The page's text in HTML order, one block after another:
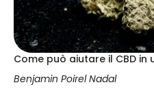
Come può aiutare il CBD in
Benjamin Poirel Nadal